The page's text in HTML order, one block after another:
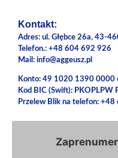
Kontakt:
Adres: ul. Głębce 26a, 43-
Telefon.: +48 604 692 926
Mail: info@aggeusz.pl
Konto: 49 1020 1390
Kod BIC (Swift): PKOPLPW
Przelew Blik na telefon: